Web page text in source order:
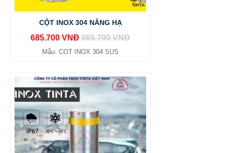
CỘT INOX 304 NÂNG HẠ
685.700 VNĐ 865.700 VNĐ
Mẫu: COT INOX 304 SUS